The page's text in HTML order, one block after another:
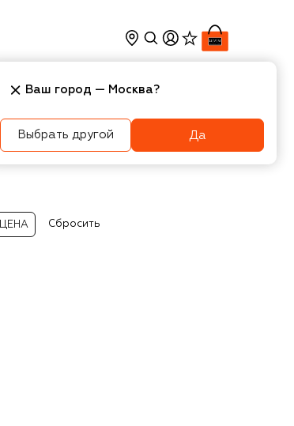
Косметика Интерьер
ЦЕНА Сбросить
Ваш город — Москва?
Выбрать другой Да